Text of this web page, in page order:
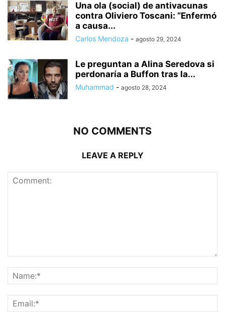
Una ola (social) de antivacunas
contra Oliviero Toscani: “Enfermó
a causa...
Carlos Mendoza - agosto 29, 2024
Le preguntan a Alina Seredova si
perdonaría a Buffon tras la...
Muhammad - agosto 28, 2024
NO COMMENTS
LEAVE A REPLY